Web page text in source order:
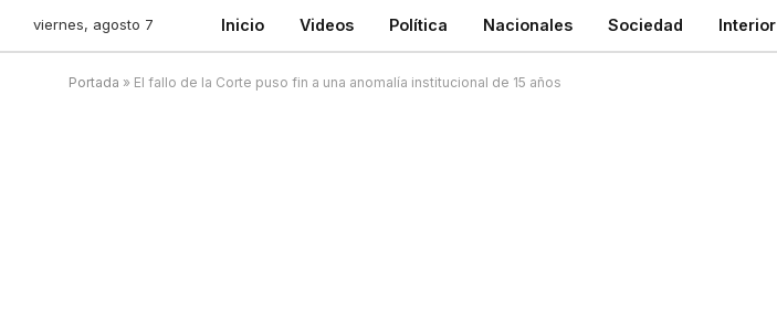
viernes, agosto 7 Inicio Videos Política Nacionales Sociedad Interior
Portada » El fallo de la Corte puso fin a una anomalía institucional de 15 años